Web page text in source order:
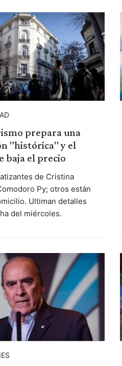
prepara una
"histórica" y el
baja el precio
de Cristina
Py; otros están
Ultiman detalles
del miércoles.